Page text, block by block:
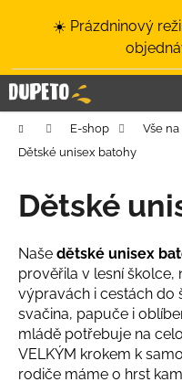
☀️ Prázdninový
Domů E-shop Vše
Dětské unisex batohy
Dětské
Naše dětské unisex
prověřila v lesní
výpravách i cestách do
svačina, papuče i
mládě potřebuje na
VELKÝM krokem k
rodiče máme o hrst
í
k C
o
p
t
ř
e
b
u
j
e
t